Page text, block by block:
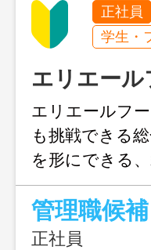
正社員
学生・
エリエー
エリエールフ
も挑戦できる
を形にできる
ってはうれし
しながらキャ
正社員